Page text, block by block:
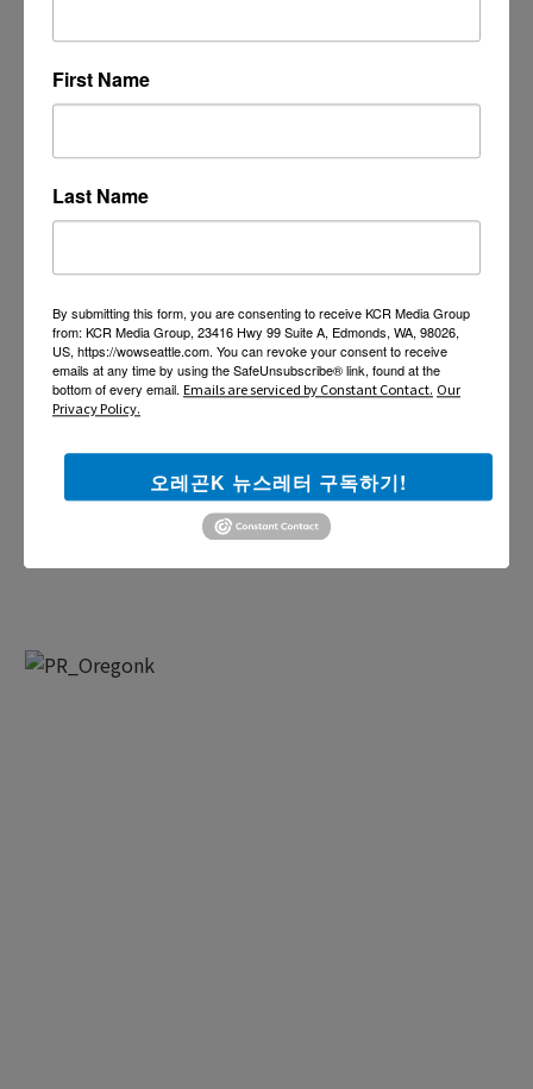
First Name
Last Name
By submitting this form, you are consenting to receive KCR Media Group
from: KCR Media Group, 23416 Hwy 99 Suite A, Edmonds, WA, 98026,
US, https://wowseattle.com. You can revoke your consent to receive
emails at any time by using the SafeUnsubscribe® link, found at the
bottom of every email. Emails are serviced by Constant Contact. Our
Privacy Policy.
오레곤K 뉴스레터 구독하기!